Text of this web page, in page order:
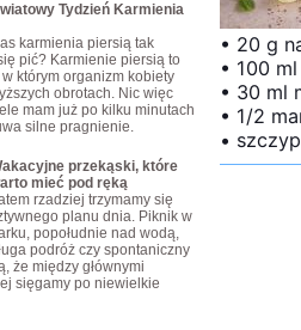
• 20 g
• 100
• 30 ml
• 1/2
•
Tydzień Karmienia
karmienia piersią tak
pić? Karmienie piersią to
którym organizm kobiety
obrotach. Nic więc
mam już po kilku minutach
silne pragnienie.
przekąski, które
mieć pod ręką
rzadziej trzymamy się
planu dnia. Piknik w
popołudnie nad wodą,
podróż czy spontaniczny
że między głównymi
sięgamy po niewielkie